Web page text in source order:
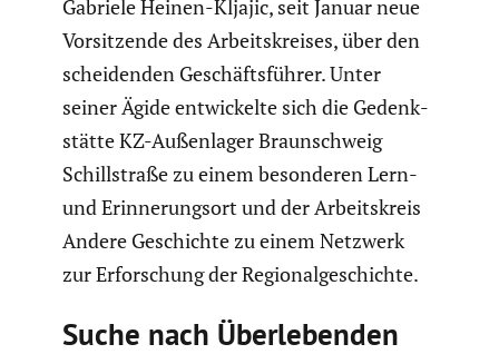
Gabriele Heinen-Kljajic, seit Januar neue
Vorsit­zende des Arbeits­kreises, über den
schei­denden Geschäfts­führer. Unter
seiner Ägide entwi­ckelte sich die Gedenk­
stätte KZ-Außen­lager Braun­schweig
Schill­straße zu einem beson­deren Lern-
und Erinne­rungsort und der Arbeits­kreis
Andere Geschichte zu einem Netzwerk
zur Erfor­schung der Regio­nal­ge­schichte.
Suche nach Überle­benden